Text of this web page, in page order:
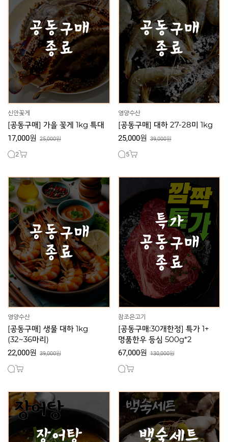
신안꽃게
[공동구매] 가을 꽃게 1kg 특대
17,000원 25,000원
2
영양수산
[공동구매] 대하 27-28미 1kg
25,000원 39,000원
5
영양수산
[공동구매] 생물 대하 1kg
(32~36마리)
22,000원 39,000원
참조은고기
[공동구매:30개한정] 특가 1+
명품한우 등심 500g*2
67,000원 130,000원